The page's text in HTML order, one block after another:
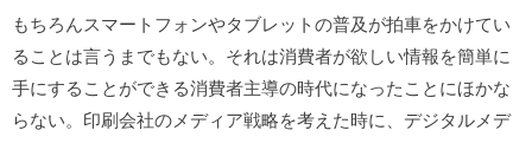
もちろんスマートフォンやタブレットの普及が拍車をかけてい
ることは言うまでもない。それは消費者が欲しい情報を簡単に
手にすることができる消費者主導の時代になったことにほかな
らない。印刷会社のメディア戦略を考えた時に、デジタルメデ